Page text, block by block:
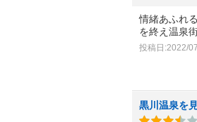
情緒あふれ
を終え温泉
投稿日:2022/
黒川温泉を